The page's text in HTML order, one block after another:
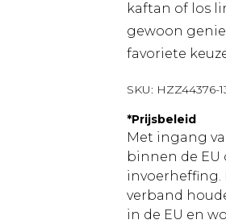
kaftan of los
gewoon
favoriete
SKU: HZZ44376-
*Prijsbeleid
Met ingang
binnen de
invoerheffing.
verband
in de EU en